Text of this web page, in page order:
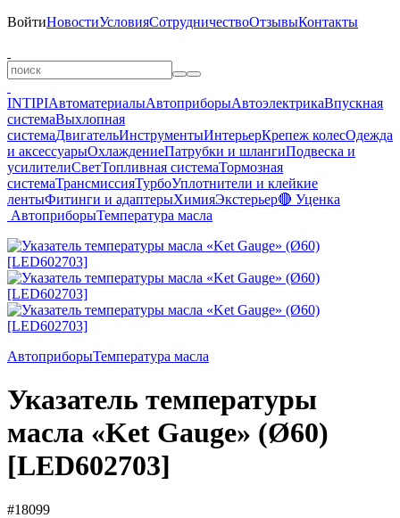
ВойтиНовостиУсловияСотрудничествоОтзывыКонтакты
INTIPIАвтоматериалыАвтоприборыАвтоэлектрикаВпускная
системаВыхлопная
системаДвигательИнструментыИнтерьерКрепеж колесОдежда
и аксессуарыОхлаждениеПатрубки и шлангиПодвеска и
усилителиСветТопливная системаТормозная
системаТрансмиссияТурбоУплотнители и клейкие
лентыФитинги и адаптерыХимияЭкстерьер🔴 Уценка
АвтоприборыТемпература масла
АвтоприборыТемпература масла
Указатель температуры
масла «Ket Gauge» (Ø60)
[LED602703]
#18099